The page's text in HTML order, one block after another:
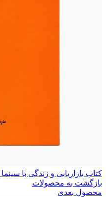
کتاب بازاریابی و زندگی با سینما
بازگشت به محصولات
محصول بعدی